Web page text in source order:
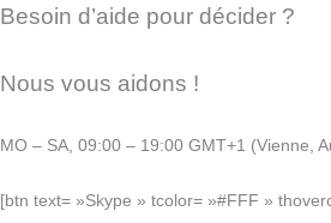
Besoin d’aide pour décider ?
Nous vous aidons !
MO – SA, 09:00 – 19:00 GMT+1 (Vienne,
[btn text= »Skype » tcolor= »#FFF »